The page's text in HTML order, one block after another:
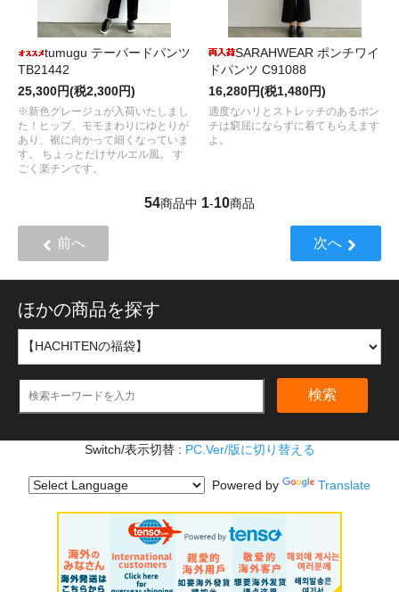
tumugu テーパードパンツ
TB21442
25,300円(税2,300円)
※新色グレージュが入荷いたしまし
た！ヒップ、モモまわりにゆとりが
あり、裾に向かって細くなっていま
す。 ちょっとだけサルエル風。 す
ごく楽チンです。
SARAHWEAR ポンチワイ
ドパンツ C91088
16,280円(税1,480円)
適度なハリとストレッチのあるポン
チは窮屈にならずに着てもらえます
よ。
54商品中 1-10商品
前へ 次へ
ほかの商品を探す
検索
Switch/表示切替 : PC.Ver/版に切り替える
Powered by Translate